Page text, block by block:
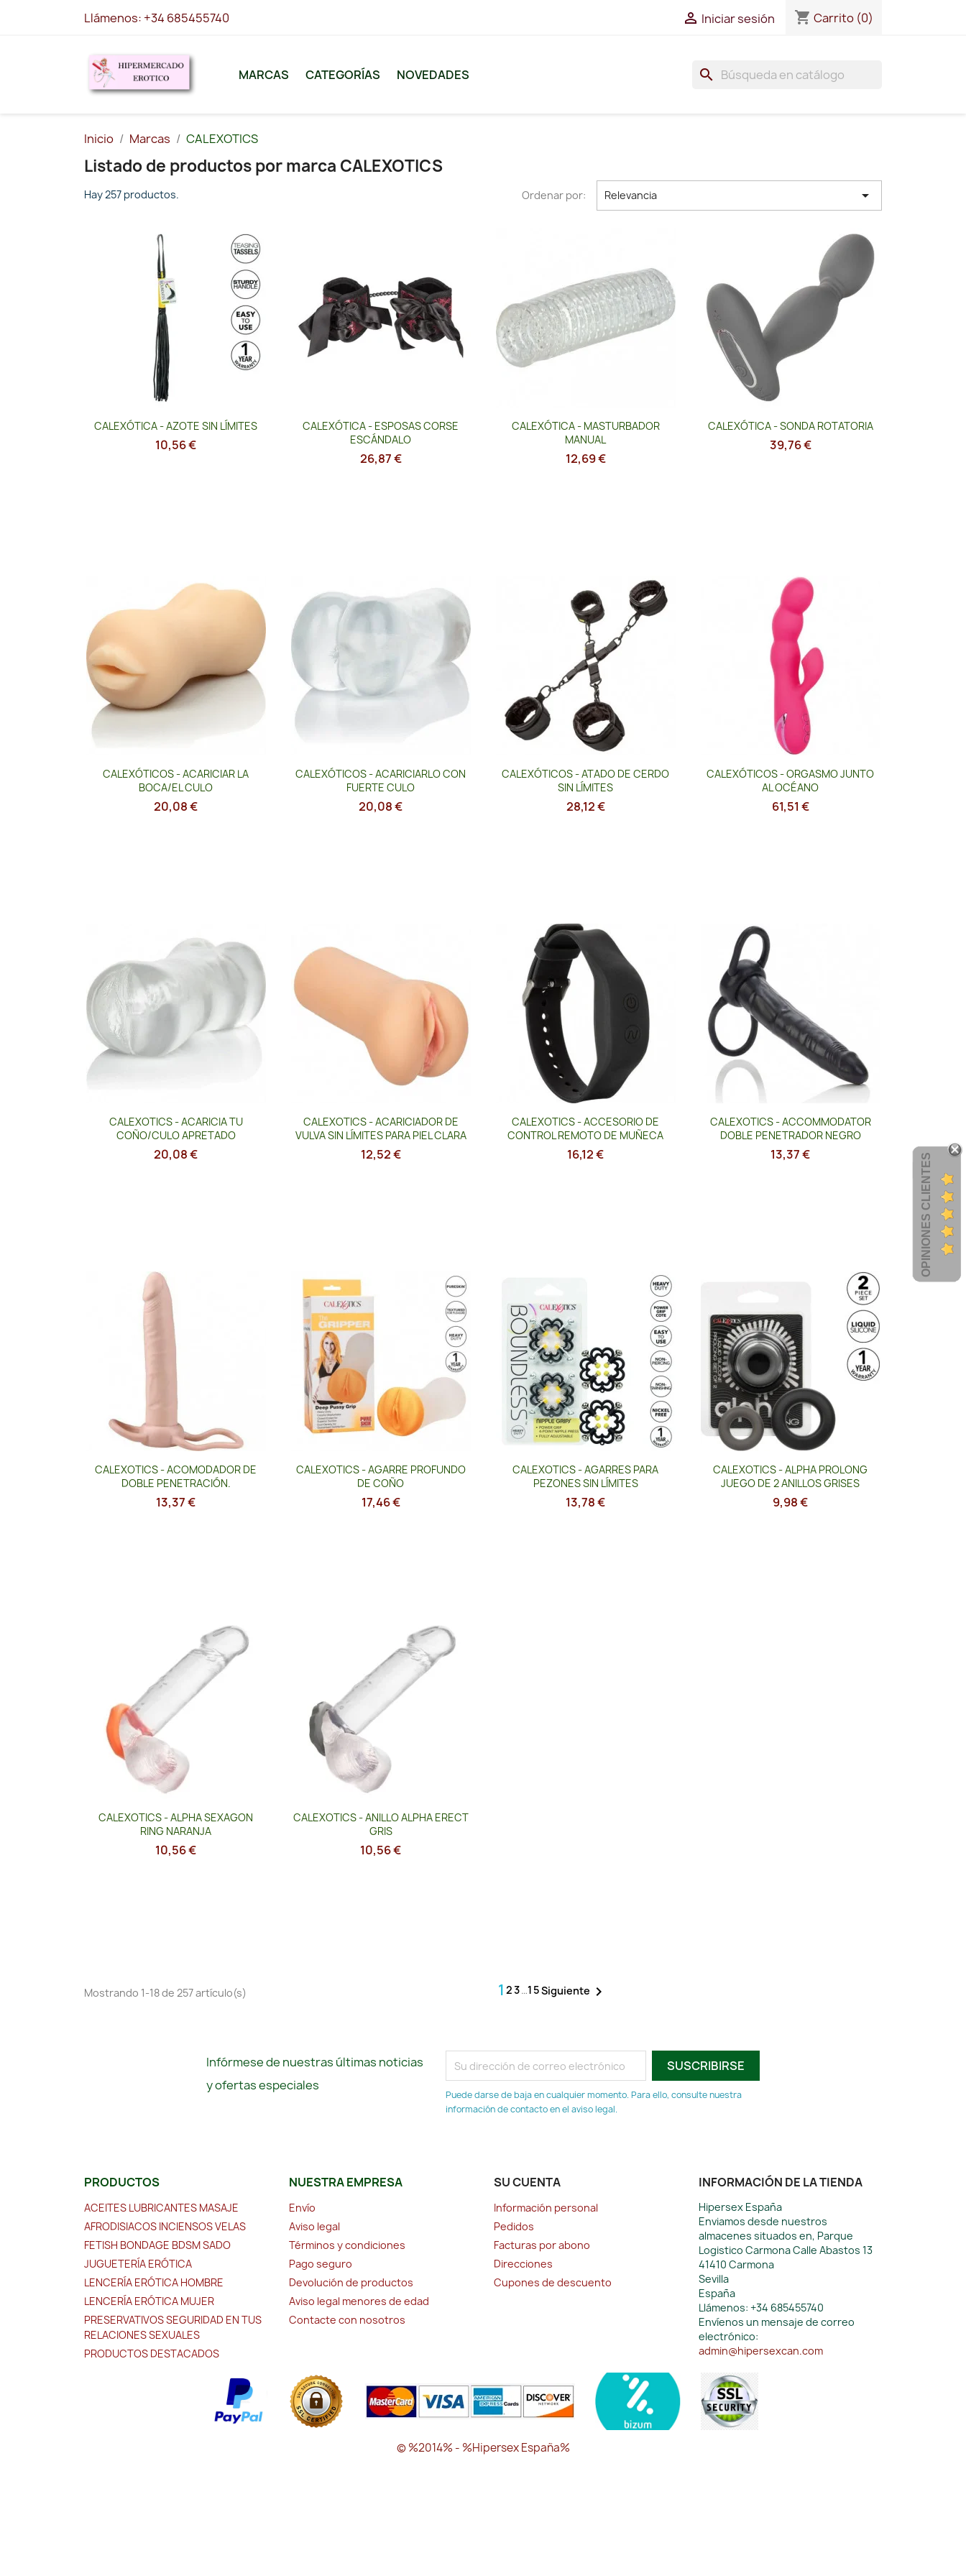
Llámenos: +34 685455740  Iniciar sesión shopping_cart Carrito (0)
MARCAS CATEGORÍAS NOVEDADES search
Inicio Marcas CALEXOTICS
Listado de productos por marca CALEXOTICS
Hay 257 productos. Ordenar por: Relevancia 
Vista rápida
CALEXÓTICA - AZOTE SIN LÍMITES
10,56 €
Vista rápida
CALEXÓTICA - ESPOSAS CORSE
ESCÁNDALO
26,87 €
Vista rápida
CALEXÓTICA - MASTURBADOR
MANUAL
12,69 €
Vista rápida
CALEXÓTICA - SONDA ROTATORIA
39,76 €
Vista rápida
CALEXÓTICOS - ACARICIAR LA
BOCA/EL CULO
20,08 €
Vista rápida
CALEXÓTICOS - ACARICIARLO CON
FUERTE CULO
20,08 €
Vista rápida
CALEXÓTICOS - ATADO DE CERDO
SIN LÍMITES
28,12 €
Vista rápida
CALEXÓTICOS - ORGASMO JUNTO
AL OCÉANO
61,51 €
Vista rápida
CALEXOTICS - ACARICIA TU
COÑO/CULO APRETADO
20,08 €
Vista rápida
CALEXOTICS - ACARICIADOR DE
VULVA SIN LÍMITES PARA PIEL CLARA
12,52 €
Vista rápida
CALEXOTICS - ACCESORIO DE
CONTROL REMOTO DE MUÑECA
16,12 €
Vista rápida
CALEXOTICS - ACCOMMODATOR
DOBLE PENETRADOR NEGRO
13,37 €
Vista rápida
CALEXOTICS - ACOMODADOR DE
DOBLE PENETRACIÓN.
13,37 €
Vista rápida
CALEXOTICS - AGARRE PROFUNDO
DE COÑO
17,46 €
Vista rápida
CALEXOTICS - AGARRES PARA
PEZONES SIN LÍMITES
13,78 €
Vista rápida
CALEXOTICS - ALPHA PROLONG
JUEGO DE 2 ANILLOS GRISES
9,98 €
Vista rápida
CALEXOTICS - ALPHA SEXAGON
RING NARANJA
10,56 €
Vista rápida
CALEXOTICS - ANILLO ALPHA ERECT
GRIS
10,56 €
Mostrando 1-18 de 257 artículo(s) 1 23…15Siguiente 
Infórmese de nuestras últimas noticias
y ofertas especiales
Puede darse de baja en cualquier momento. Para ello, consulte nuestra
información de contacto en el aviso legal.
PRODUCTOS
ACEITES LUBRICANTES MASAJE
AFRODISIACOS INCIENSOS VELAS
FETISH BONDAGE BDSM SADO
JUGUETERÍA ERÓTICA
LENCERÍA ERÓTICA HOMBRE
LENCERÍA ERÓTICA MUJER
PRESERVATIVOS SEGURIDAD EN TUS
RELACIONES SEXUALES
PRODUCTOS DESTACADOS
NUESTRA EMPRESA
Envío
Aviso legal
Términos y condiciones
Pago seguro
Devolución de productos
Aviso legal menores de edad
Contacte con nosotros
SU CUENTA
Información personal
Pedidos
Facturas por abono
Direcciones
Cupones de descuento
INFORMACIÓN DE LA TIENDA
Hipersex España
Enviamos desde nuestros
almacenes situados en, Parque
Logistico Carmona Calle Abastos 13
41410 Carmona
Sevilla
España
Llámenos: +34 685455740
Envíenos un mensaje de correo
electrónico:
admin@hipersexcan.com
OPINIONES CLIENTES
© %2014% - %Hipersex España%